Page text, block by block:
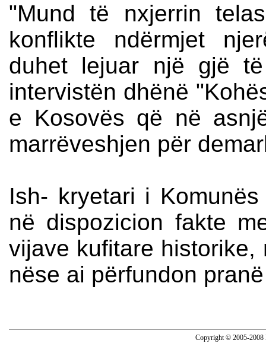
"Mund të nxjerrin
konflikte ndërmjet
duhet lejuar një gjë
intervistën dhënë
e Kosovës që në
marrëveshjen për
Ish- kryetari i
në dispozicion fakte
vijave kufitare
nëse ai përfundon
Copyright © 2005-